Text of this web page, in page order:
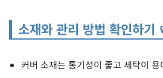
소재와 관리 방법 확인하기
커버 소재는 통기성이 좋고 세탁이